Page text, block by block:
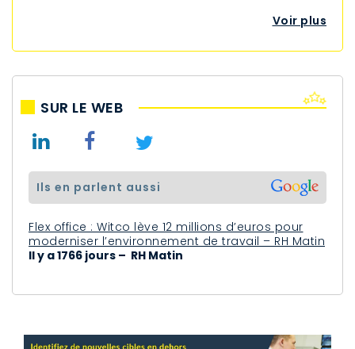
Voir plus
SUR LE WEB
ils en parlent aussi
Flex office : Witco lève 12 millions d’euros pour
moderniser l’environnement de travail – RH Matin
Il y a 1766 jours – RH Matin